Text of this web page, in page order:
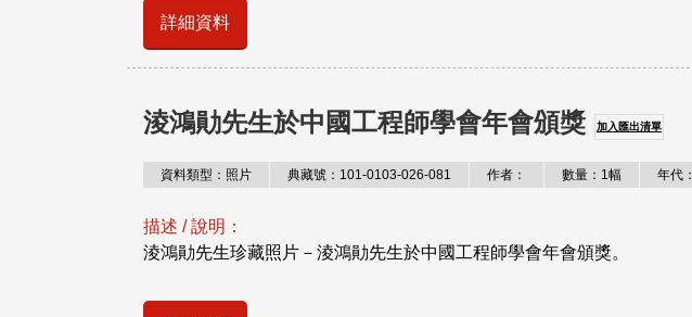
詳細資料
淩鴻勛先生於中國工程師學會年會頒獎 加入匯出清單
資料類型：照片 典藏號：101-0103-026-081 作者： 數量：1幅 年代：
描述 / 說明：
淩鴻勛先生珍藏照片－淩鴻勛先生於中國工程師學會年會頒獎。